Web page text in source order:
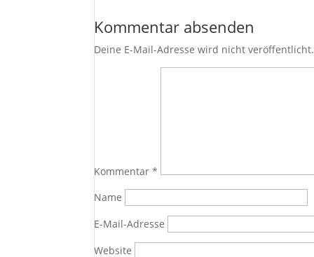
Kommentar absenden
Deine E-Mail-Adresse wird nicht veröffentlicht.
Kommentar*
Name
E-Mail-Adresse
Website